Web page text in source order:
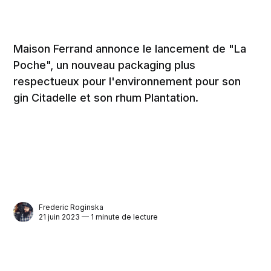
Maison Ferrand annonce le lancement de "La
Poche", un nouveau packaging plus
respectueux pour l'environnement pour son
gin Citadelle et son rhum Plantation.
Frederic Roginska
21 juin 2023 — 1 minute de lecture